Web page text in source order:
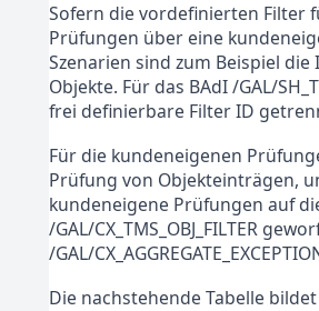
Sofern die vordefinierten Filter
Prüfungen über eine
Szenarien sind zum Beispiel
Objekte. Für das BAdI /GAL/
frei definierbare Filter ID
Für die kundeneigenen
Prüfung von Objekteinträgen,
kundeneigene Prüfungen auf
/GAL/CX_TMS_OBJ_FILTER
/GAL/
Die nachstehende Tabelle bildet